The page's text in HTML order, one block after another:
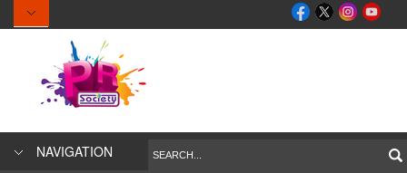
NAVIGATION